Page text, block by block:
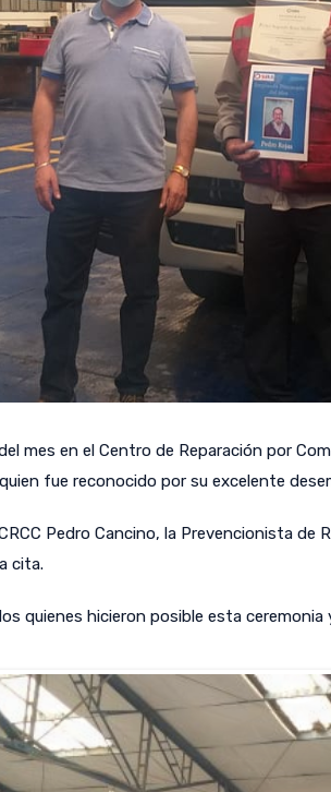
mes en el Centro de Reparación por
quien fue reconocido por su excelente
Pedro Cancino, la Prevencionista
cita.
quienes hicieron posible esta